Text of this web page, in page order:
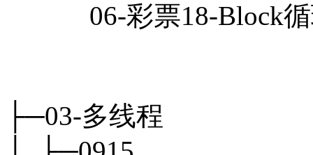
06-彩票18-Block循
├─03-多线程